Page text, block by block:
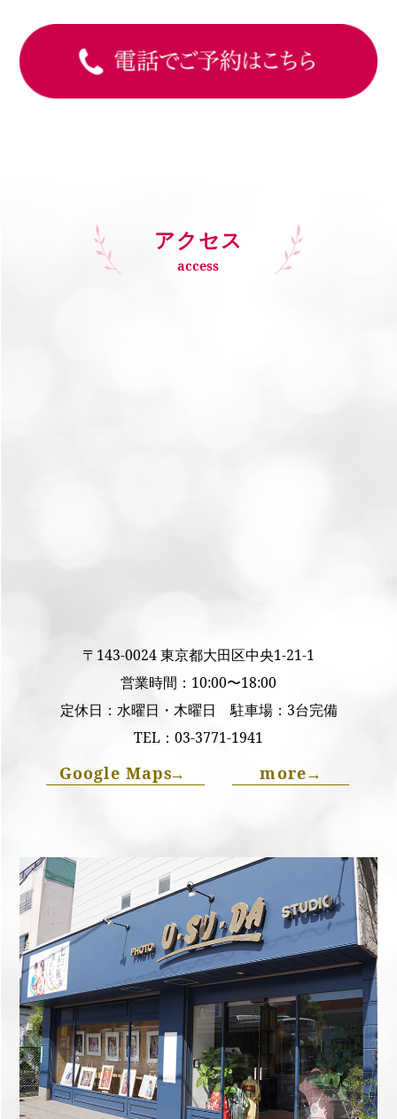
アクセス
access
〒143-0024 東京都大田区中央1-21-1
営業時間：10:00〜18:00
定休日：水曜日・木曜日 駐車場：3台完備
TEL： 03-3771-1941
Google Maps→ more→